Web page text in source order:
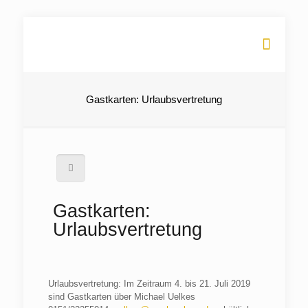
Gastkarten: Urlaubsvertretung
Gastkarten:
Urlaubsvertretung
Urlaubsvertretung: Im Zeitraum 4. bis 21. Juli 2019
sind Gastkarten über Michael Uelkes